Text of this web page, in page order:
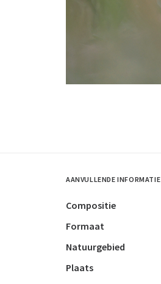
AANVULLENDE INFORMATIE
Compositie
Formaat
Natuurgebied
Plaats